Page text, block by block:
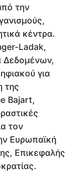
την
κέντρα.
Ladak,
Δεδομένων,
για
της
Bajart,
τον
Ευρωπαϊκή
Επικεφαλής